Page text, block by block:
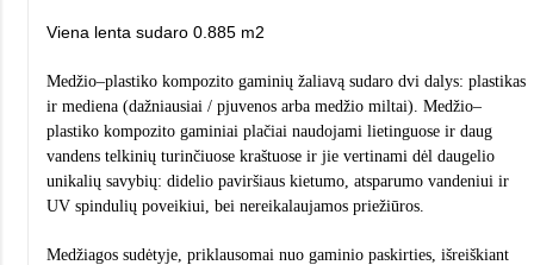
Viena lenta sudaro 0.885 m2
Medžio–plastiko kompozito gaminių žaliavą sudaro dvi dalys: plastikas
ir mediena (dažniausiai / pjuvenos arba medžio miltai). Medžio–
plastiko kompozito gaminiai plačiai naudojami lietinguose ir daug
vandens telkinių turinčiuose kraštuose ir jie vertinami dėl daugelio
unikalių savybių: didelio paviršiaus kietumo, atsparumo vandeniui ir
UV spindulių poveikiui, bei nereikalaujamos priežiūros.
Medžiagos sudėtyje, priklausomai nuo gaminio paskirties, išreiškiant